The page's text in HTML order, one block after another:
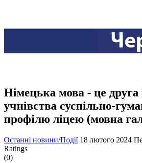
Німецька мова - це друга
учнівства суспільно-
профілю ліцею (мовна
Останні новини/Події 18 лютого 2024
Ratings
(0)